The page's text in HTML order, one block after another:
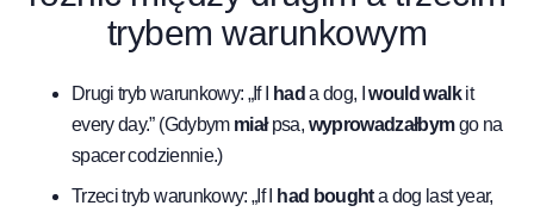
trybem warunkowym
Drugi tryb warunkowy: „If I had a dog, Iwould walkit
every day.” (Gdybym miałpsa, wyprowadzałbymgo na
spacer codziennie.)
Trzeci tryb warunkowy: „If I
had boughta dog last year,